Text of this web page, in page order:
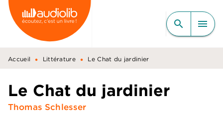
MENU RECHERCHE
CONTENU
PIED DE PAGE
search menu
Accueil • Littérature • Le Chat du jardinier
Le Chat du jardinier
Thomas Schlesser